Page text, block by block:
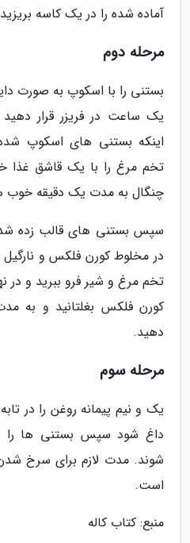
آماده شده را در یک کاسه
مرحله دوم
بستنی را با اسکوپ به صورت
یک ساعت در فریزر قرار
تخم مرغ را با یک قاشق غذا
چنگال به مدت یک دقیقه خوب
سپس بستنی های قالب زده شده
در مخلوط کورن فلکس و
تخم مرغ و شیر فرو ببرید و در
کورن فلکس بغلتانید و به
دهید.
مرحله سوم
یک و نیم پیمانه روغن را در
داغ شود سپس بستنی ها را
است.
منبع: کتاب کاله